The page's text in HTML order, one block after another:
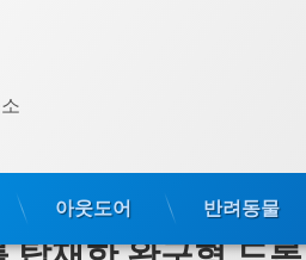
아웃도어 반려동물